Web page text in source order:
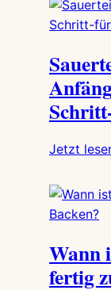
Jetzt
Wann
fertig